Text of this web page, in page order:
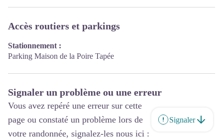
Accès routiers et parkings
Stationnement :
Parking Maison de la Poire Tapée
Signaler un problème ou une erreur
Vous avez repéré une erreur sur cette
page ou constaté un problème lors de
votre randonnée, signalez-les nous ici :
Signaler